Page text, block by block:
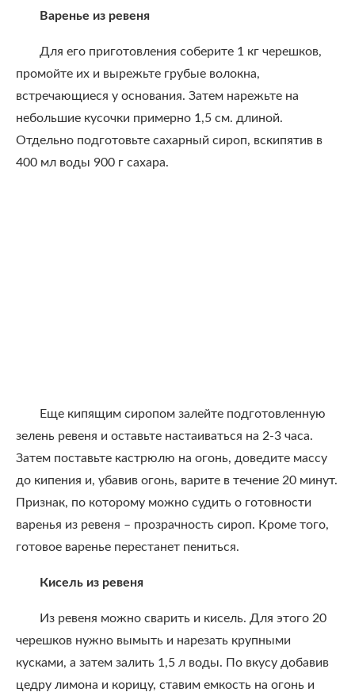
Варенье из ревеня
Для его приготовления соберите 1 кг черешков,
промойте их и вырежьте грубые волокна,
встречающиеся у основания. Затем нарежьте на
небольшие кусочки примерно 1,5 см. длиной.
Отдельно подготовьте сахарный сироп, вскипятив в
400 мл воды 900 г сахара.
Еще кипящим сиропом залейте подготовленную
зелень ревеня и оставьте настаиваться на 2-3 часа.
Затем поставьте кастрюлю на огонь, доведите массу
до кипения и, убавив огонь, варите в течение 20 минут.
Признак, по которому можно судить о готовности
варенья из ревеня – прозрачность сироп. Кроме того,
готовое варенье перестанет пениться.
Кисель из ревеня
Из ревеня можно сварить и кисель. Для этого 20
черешков нужно вымыть и нарезать крупными
кусками, а затем залить 1,5 л воды. По вкусу добавив
цедру лимона и корицу, ставим емкость на огонь и